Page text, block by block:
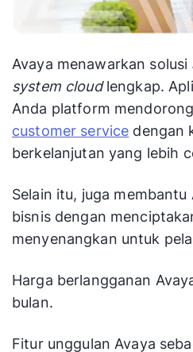
Avaya menawarkan solusi
system cloudlengkap.
Anda platform mendorong
customer service dengan
berkelanjutan yang lebih
Selain itu, juga
bisnis dengan
menyenangkan untuk
Harga berlangganan
bulan.
Fitur unggulan Avaya